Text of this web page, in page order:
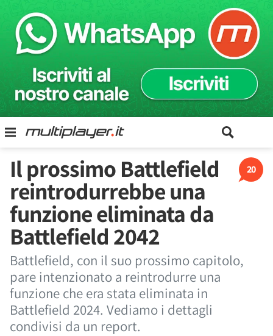
20
Il prossimo Battlefield
reintrodurrebbe una
funzione eliminata da
Battlefield 2042
Battlefield, con il suo prossimo capitolo,
pare intenzionato a reintrodurre una
funzione che era stata eliminata in
Battlefield 2024. Vediamo i dettagli
condivisi da un report.